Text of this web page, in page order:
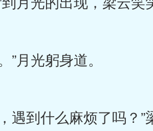
光躬身道。
到什么麻烦了吗？”